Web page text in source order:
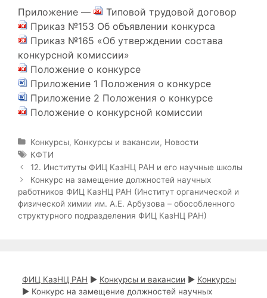
Приложение —
Типовой трудовой договор
Приказ №153 Об объявлении конкурса
Приказ №165 «Об утверждении состава
конкурсной комиссии»
Положение о конкурсе
Приложение 1 Положения о конкурсе
Приложение 2 Положения о конкурсе
Положение о конкурсной комиссии
Р
у
б
р
и
к
и
Конкурсы, Конкурсы и вакансии, Новости
М
е
т
к
и
КФТИ
Н
а
в
и
г
а
12. Институты ФИЦ КазНЦ РАН и его научные школы
Конкурс на замещение должностей научных
работников ФИЦ КазНЦ РАН (Институт органической и
физической химии им. А.Е. Арбузова – обособленного
структурного подразделения ФИЦ КазНЦ РАН)
ФИЦ КазНЦ РАН ► Конкурсы и вакансии ► Конкурсы
► Конкурс на замещение должностей научных